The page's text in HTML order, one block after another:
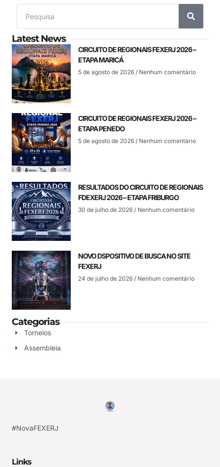
Latest News
CIRCUITO DE REGIONAIS FEXERJ 2026 –
ETAPA MARICÁ
5 de agosto de 2026 Nenhum comentário
CIRCUITO DE REGIONAIS FEXERJ 2026 –
ETAPA PENEDO
5 de agosto de 2026 Nenhum comentário
RESULTADOS DO CIRCUITO DE REGIONAIS
FDEXERJ 2026 – ETAPA FRIBURGO
30 de julho de 2026 Nenhum comentário
NOVO DSPOSITIVO DE BUSCA NO SITE
FEXERJ
24 de julho de 2026 Nenhum comentário
Categorias
Torneios
Assembleia
#NovaFEXERJ
Links